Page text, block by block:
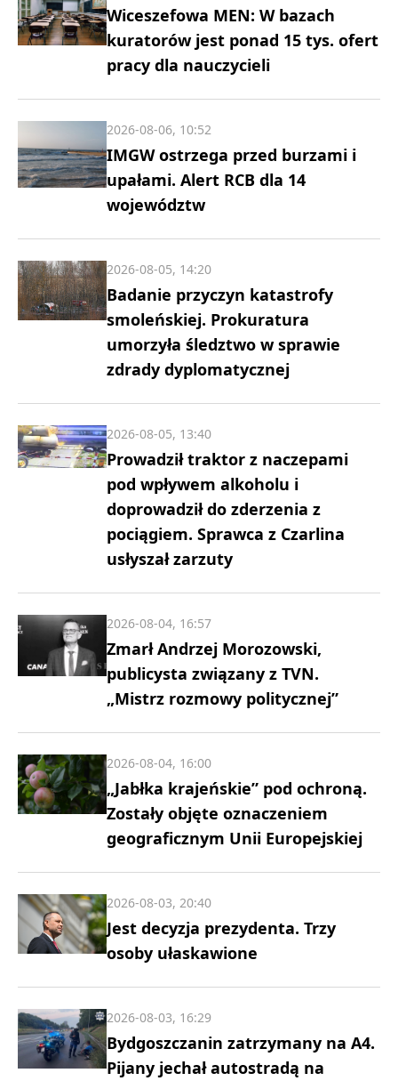
Wiceszefowa MEN: W bazach
kuratorów jest ponad 15 tys. ofert
pracy dla nauczycieli
IMGW ostrzega przed burzami i
upałami. Alert RCB dla 14
województw
2026-08-06, 10:52
Badanie przyczyn katastrofy
smoleńskiej. Prokuratura
umorzyła śledztwo w sprawie
zdrady dyplomatycznej
2026-08-05, 14:20
Prowadził traktor z naczepami
pod wpływem alkoholu i
doprowadził do zderzenia z
pociągiem. Sprawca z Czarlina
usłyszał zarzuty
2026-08-05, 13:40
Zmarł Andrzej Morozowski,
publicysta związany z TVN.
„Mistrz rozmowy politycznej”
2026-08-04, 16:57
„Jabłka krajeńskie” pod ochroną.
Zostały objęte oznaczeniem
geograficznym Unii Europejskiej
2026-08-04, 16:00
Jest decyzja prezydenta. Trzy
osoby ułaskawione
2026-08-03, 20:40
Bydgoszczanin zatrzymany na A4.
Pijany jechał autostradą na
2026-08-03, 16:29